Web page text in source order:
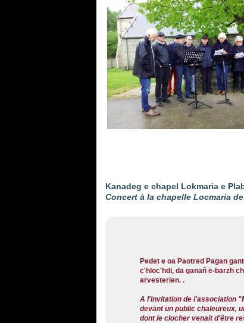
Kanadeg e chapel Lokmaria e
Concert à la chapelle Locmaria
Pedet e oa Paotred Pagan
c'hloc'hdi, da ganañ e-barzh
arvesterien. .
A l'invitation de l'association
devant un public chaleureux,
dont le clocher venait d'être